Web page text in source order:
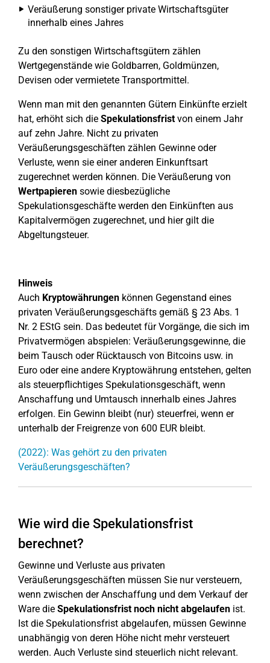
Veräußerung sonstiger private Wirtschaftsgüter
innerhalb eines Jahres
Zu den sonstigen Wirtschaftsgütern zählen
Wertgegenstände wie Goldbarren, Goldmünzen,
Devisen oder vermietete Transportmittel.
Wenn man mit den genannten Gütern Einkünfte erzielt
hat, erhöht sich die Spekulationsfristvon einem Jahr
auf zehn Jahre. Nicht zu privaten
Veräußerungsgeschäften zählen Gewinne oder
Verluste, wenn sie einer anderen Einkunftsart
zugerechnet werden können. Die Veräußerung von
Wertpapieren sowie diesbezügliche
Spekulationsgeschäfte werden den Einkünften aus
Kapitalvermögen zugerechnet, und hier gilt die
Abgeltungsteuer.
Hinweis
Auch Kryptowährungen können Gegenstand eines
privaten Veräußerungsgeschäfts gemäß § 23 Abs. 1
Nr. 2 EStG sein. Das bedeutet für Vorgänge, die sich im
Privatvermögen abspielen: Veräußerungsgewinne, die
beim Tausch oder Rücktausch von Bitcoins usw. in
Euro oder eine andere Kryptowährung entstehen, gelten
als steuerpflichtiges Spekulationsgeschäft, wenn
Anschaffung und Umtausch innerhalb eines Jahres
erfolgen. Ein Gewinn bleibt (nur) steuerfrei, wenn er
unterhalb der Freigrenze von 600 EUR bleibt.
(2022): Was gehört zu den privaten
Veräußerungsgeschäften?
Wie wird die Spekulationsfrist
berechnet?
Gewinne und Verluste aus privaten
Veräußerungsgeschäften müssen Sie nur versteuern,
wenn zwischen der Anschaffung und dem Verkauf der
Ware die Spekulationsfrist noch nicht abgelaufen ist.
Ist die Spekulationsfrist abgelaufen, müssen Gewinne
unabhängig von deren Höhe nicht mehr versteuert
werden. Auch Verluste sind steuerlich nicht relevant.